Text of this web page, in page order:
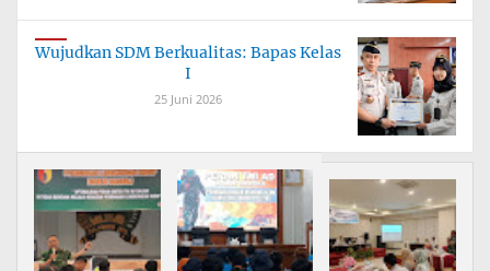
Wujudkan SDM Berkualitas: Bapas Kelas
I
25 Juni 2026